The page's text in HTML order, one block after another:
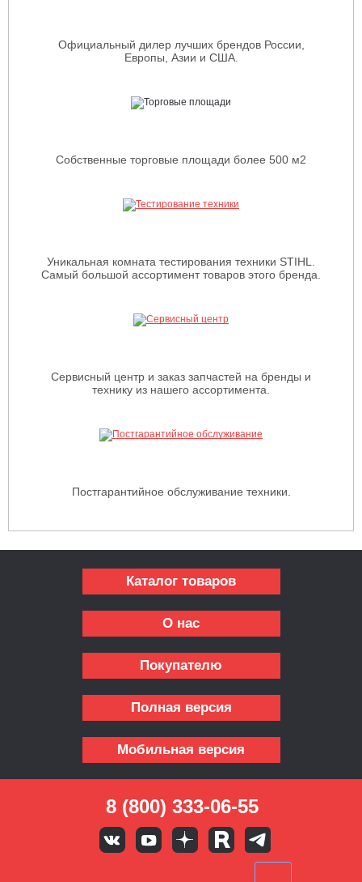
Официальный дилер лучших брендов России,
Европы, Азии и США.
Собственные торговые площади более 500 м2
Уникальная комната тестирования техники STIHL.
Самый большой ассортимент товаров этого бренда.
Сервисный центр и заказ запчастей на бренды и
технику из нашего ассортимента.
Постгарантийное обслуживание техники.
Каталог товаров
О нас
Покупателю
Полная версия
Мобильная версия
8 (800) 333-06-55